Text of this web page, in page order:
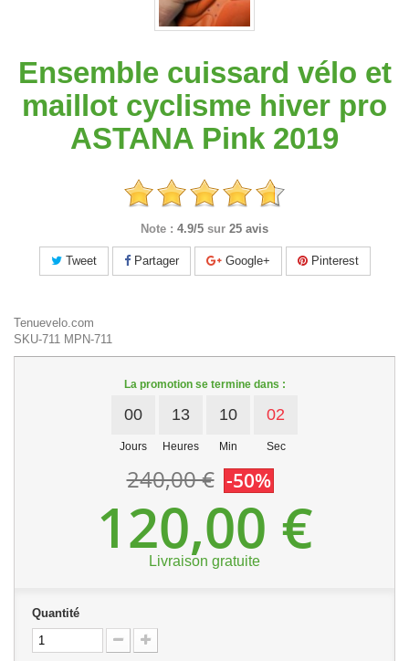
Ensemble cuissard vélo et
maillot cyclisme hiver pro
ASTANA Pink 2019
Note : 4.9/5 sur 25 avis
Tweet Partager Google+ Pinterest
Tenuevelo.com
SKU-711 MPN-711
La promotion se termine dans :
00
Jours
13
Heures
10
Min
01
Sec
240,00 € -50%
120,00 €
Livraison gratuite
Quantité